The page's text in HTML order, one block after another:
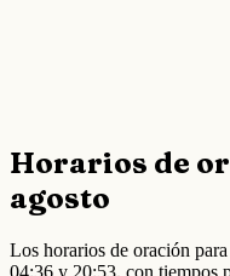
Horarios de
agosto
Los horarios de oración
04:36 y 20:53, con tiempos